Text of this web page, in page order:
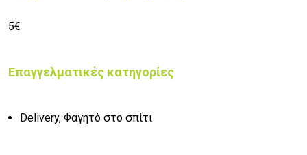
5€
Επαγγελματικές κατηγορίες
Delivery, Φαγητό στο σπίτι